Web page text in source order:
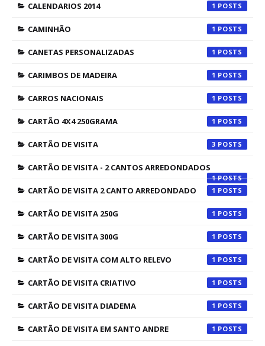
CALENDARIOS 2014 1
CAMINHÃO 1
CANETAS PERSONALIZADAS 1
CARIMBOS DE MADEIRA 1
CARROS NACIONAIS 1
CARTÃO 4X4 250GRAMA 1
CARTÃO DE VISITA 3
CARTÃO DE VISITA - 2 CANTOS ARREDONDADOS
1
CARTÃO DE VISITA 2 CANTO ARREDONDADO 1
CARTÃO DE VISITA 250G 1
CARTÃO DE VISITA 300G 1
CARTÃO DE VISITA COM ALTO RELEVO 1
CARTÃO DE VISITA CRIATIVO 1
CARTÃO DE VISITA DIADEMA 1
CARTÃO DE VISITA EM SANTO ANDRE 1